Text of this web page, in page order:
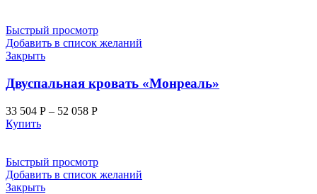
Быстрый просмотр
Добавить в список желаний
Закрыть
Двуспальная кровать «Монреаль»
33 504 Р – 52 058 Р
Купить
Быстрый просмотр
Добавить в список желаний
Закрыть